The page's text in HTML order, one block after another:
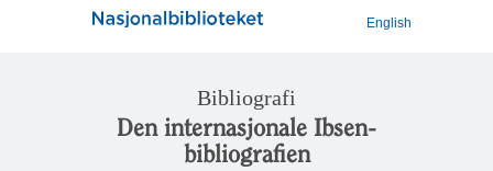
English
Bibliografi
Den internasjonale Ibsen-
bibliografien